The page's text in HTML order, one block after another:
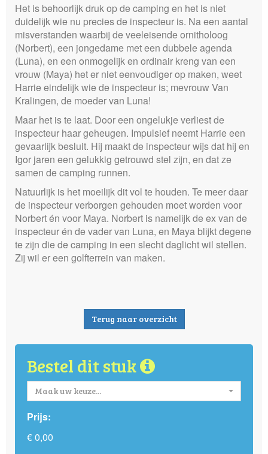
Het is behoorlijk druk op de camping en het is niet
duidelijk wie nu precies de inspecteur is. Na een aantal
misverstanden waarbij de veeleisende ornitholoog
(Norbert), een jongedame met een dubbele agenda
(Luna), en een onmogelijk en ordinair kreng van een
vrouw (Maya) het er niet eenvoudiger op maken, weet
Harrie eindelijk wie de inspecteur is; mevrouw Van
Kralingen, de moeder van Luna!
Maar het is te laat. Door een ongelukje verliest de
inspecteur haar geheugen. Impulsief neemt Harrie een
gevaarlijk besluit. Hij maakt de inspecteur wijs dat hij en
Igor jaren een gelukkig getrouwd stel zijn, en dat ze
samen de camping runnen.
Natuurlijk is het moeilijk dit vol te houden. Te meer daar
de inspecteur verborgen gehouden moet worden voor
Norbert én voor Maya. Norbert is namelijk de ex van de
inspecteur én de vader van Luna, en Maya blijkt degene
te zijn die de camping in een slecht daglicht wil stellen.
Zij wil er een golfterrein van maken.
Terug naar overzicht
Bestel dit stuk
Maak uw keuze...
Prijs:
€ 0,00